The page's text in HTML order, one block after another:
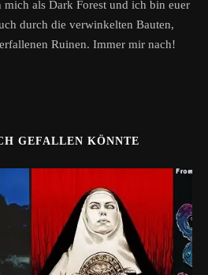
mich als Dark Forest und ich bin euer
durch die verwinkelten Bauten,
Ruinen. Immer mir nach!
GEFALLEN KÖNNTE